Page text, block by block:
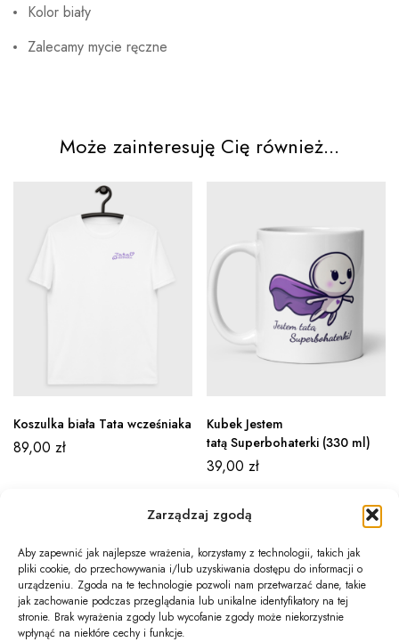
Zarządzaj zgodą
Aby zapewnić jak najlepsze wrażenia, korzystamy z technologii, takich jak
pliki cookie, do przechowywania i/lub uzyskiwania dostępu do informacji o
urządzeniu. Zgoda na te technologie pozwoli nam przetwarzać dane, takie
jak zachowanie podczas przeglądania lub unikalne identyfikatory na tej
stronie. Brak wyrażenia zgody lub wycofanie zgody może niekorzystnie
wpłynąć na niektóre cechy i funkcje.
Kolor biały
Zalecamy mycie ręczne
Może zainteresuję Cię również...
Koszulka biała Tata wcześniaka
89,00 zł
Kubek Jestem
tatą Superbohaterki (330 ml)
39,00 zł
Newsletter
Informacje